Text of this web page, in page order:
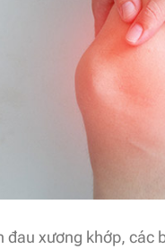
xương khớp, các